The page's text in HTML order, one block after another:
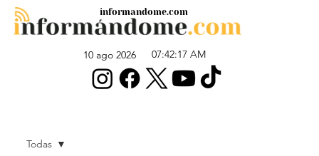
10 ago 2026 07:42:17 AM
informandome.com
Todas